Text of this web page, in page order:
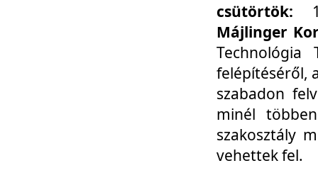
csütörtök:
Májlinger
Technológia
felépítéséről,
szabadon
minél
szakosztály
vehettek fel.